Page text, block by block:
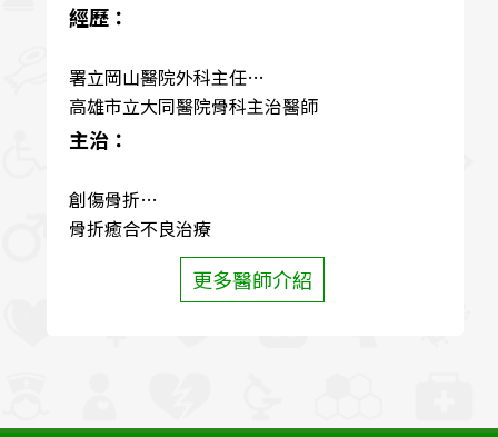
經歷：
署立岡山醫院外科主任
高雄市立大同醫院骨科主治醫師
主治：
創傷骨折
骨折癒合不良治療
退化性脊椎疾病
五十肩冰凍肩治療及手術
腕隧道症候群
更多醫師介紹